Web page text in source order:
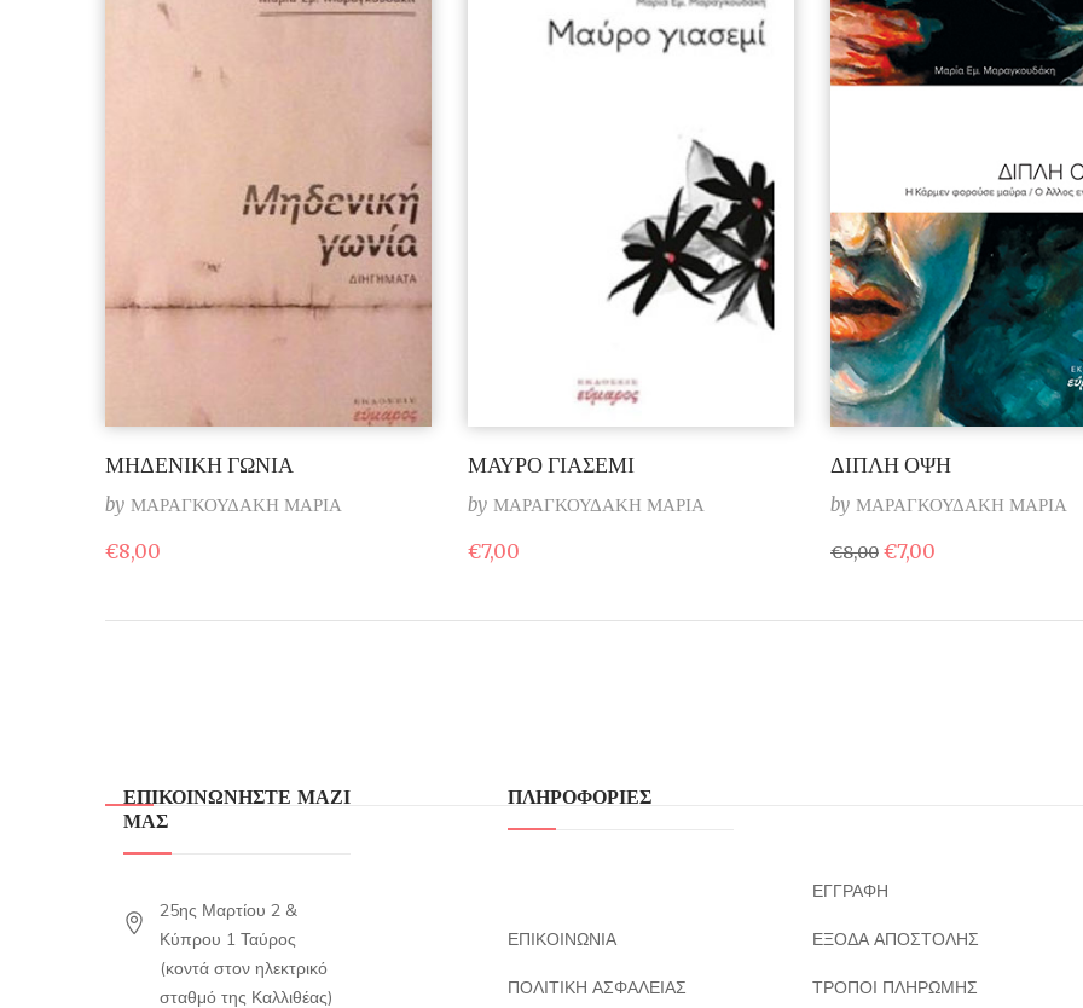
ΜΗΔΕΝΙΚΗ ΓΩΝΙΑ
by ΜΑΡΑΓΚΟΥΔΑΚΗ ΜΑΡΙΑ
€8,00
ΜΑΥΡΟ ΓΙΑΣΕΜΙ
by ΜΑΡΑΓΚΟΥΔΑΚΗ ΜΑΡΙΑ
€7,00
ΔΙΠΛΗ ΟΨΗ
by ΜΑΡΑΓΚΟΥΔΑΚΗ ΜΑΡΙΑ
€8,00 Original
price
€7,00
€7,00.
ΕΠΙΚΟΙΝΩΝΗΣΤΕ ΜΑΖΙ
ΜΑΣ
25ης Μαρτίου 2 &
Κύπρου 1 Ταύρος
(κοντά στον ηλεκτρικό
σταθμό της Καλλιθέας)
ΠΛΗΡΟΦΟΡΙΕΣ
ΕΠΙΚΟΙΝΩΝΙΑ
ΠΟΛΙΤΙΚΗ ΑΣΦΑΛΕΙΑΣ
ΕΓΓΡΑΦΗ
ΕΞΟΔΑ ΑΠΟΣΤΟΛΗΣ
ΤΡΟΠΟΙ ΠΛΗΡΩΜΗΣ